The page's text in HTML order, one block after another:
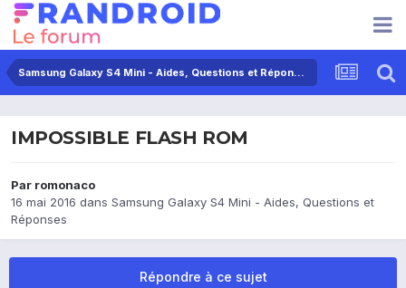
Samsung Galaxy S4 Mini - Aides, Questions et Réponses
IMPOSSIBLE FLASH ROM
Par romonaco
16 mai 2016 dans Samsung Galaxy S4 Mini - Aides, Questions et
Réponses
Répondre à ce sujet